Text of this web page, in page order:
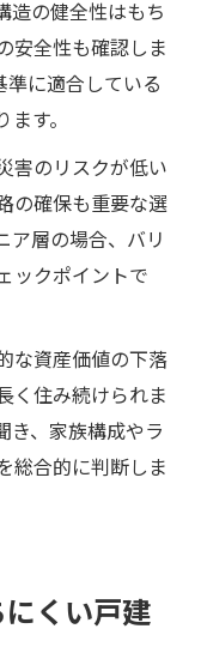
造の健全性はもち
安全性も確認しま
準に適合している
す。
害のリスクが低い
の確保も重要な選
ア層の場合、バリ
ックポイントで
な資産価値の下落
く住み続けられま
き、家族構成やラ
総合的に判断しま
くい戸建